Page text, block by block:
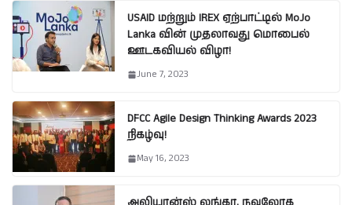
USAID மற்றும் IREX ஏற்பாட்டில் MoJo
Lanka வின் முதலாவது மொபைல்
ஊடகவியல் விழா!
June 7, 2023
DFCC Agile Design Thinking Awards 2023
நிகழ்வு!
May 16, 2023